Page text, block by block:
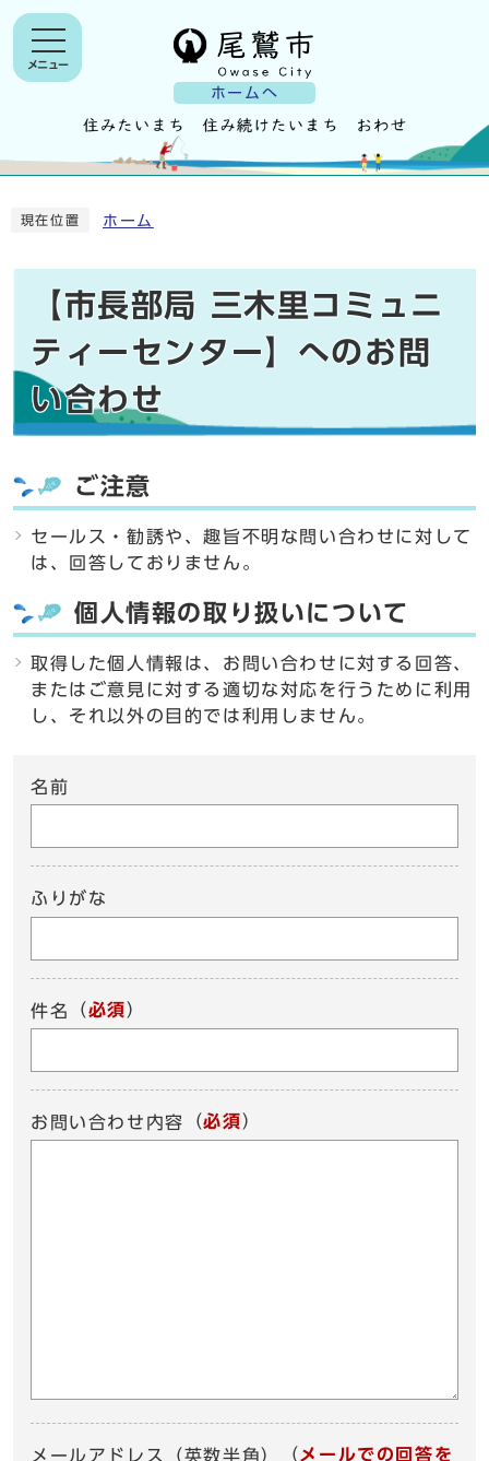
ホームへ
メニュー
現在位置 ホーム
【市長部局 三木里コミュニ
ティーセンター】へのお問
い合わせ
ご注意
セールス・勧誘や、趣旨不明な問い合わせに対して
は、回答しておりません。
個人情報の取り扱いについて
取得した個人情報は、お問い合わせに対する回答、
またはご意見に対する適切な対応を行うために利用
し、それ以外の目的では利用しません。
名前
ふりがな
件名 （必須）
お問い合わせ内容 （必須）
メールアドレス（英数半角） （ メールでの回答を